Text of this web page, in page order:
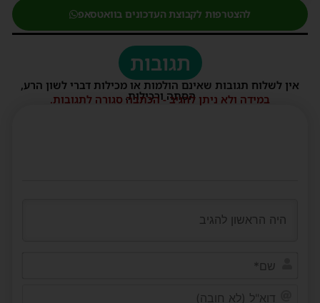
להצטרפות לקבוצת העדכונים בוואטסאפ
תגובות
אין לשלוח תגובות שאינם הולמות או מכילות דברי לשון הרע,
הסתה ורכילות.
במידה ולא ניתן להגיב - הכתבה סגורה לתגובות.